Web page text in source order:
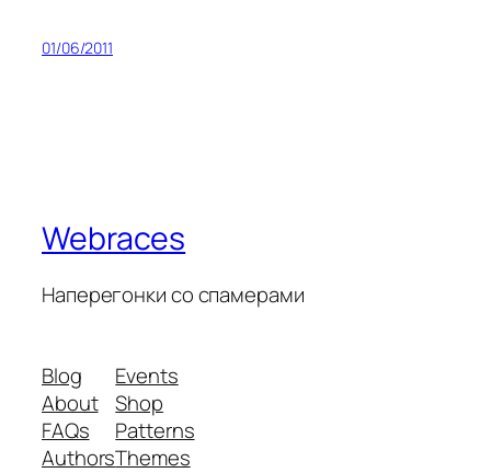
01/06/2011
Webraces
Наперегонки со спамерами
Blog
About
FAQs
Authors
Events
Shop
Patterns
Themes